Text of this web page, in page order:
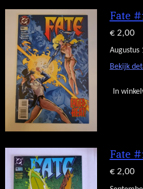
Fate
€ 2,00
Augustus
Bekijk
In
Fate
€ 2,00